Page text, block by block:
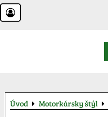
Úvod Motorkársky štýl